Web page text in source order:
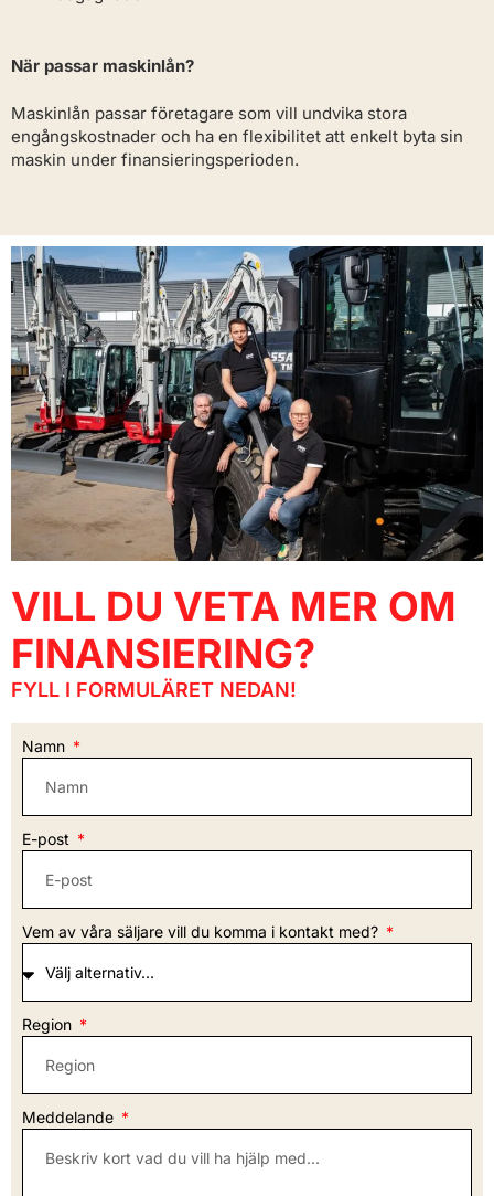
När passar maskinlån?
Maskinlån passar företagare som vill undvika stora
engångskostnader och ha en flexibilitet att enkelt byta sin
maskin under finansieringsperioden.
VILL DU VETA MER OM
FINANSIERING?
FYLL I FORMULÄRET NEDAN!
Namn
E-post
Vem av våra säljare vill du komma i kontakt med?
Region
Meddelande